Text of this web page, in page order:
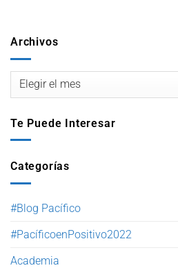
Archivos
Te Puede Interesar
Categorías
#Blog Pacífico
#PacíficoenPositivo2022
Academia